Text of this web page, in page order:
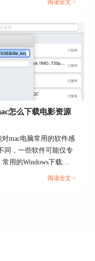
们可以通过右键网
任务
阅读全文 >
怎么下载电影资源
mac电脑常用的软件感
同，一些软件可能仅专
用的Windows下载器
介绍mac上好用的下载
阅读全文 >